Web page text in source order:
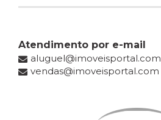
Atendimento por e-mail
aluguel@imoveisportal.com
vendas@imoveisportal.com